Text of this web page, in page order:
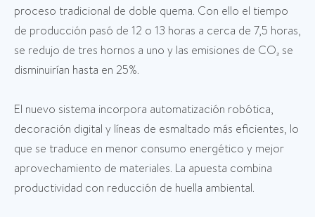
proceso tradicional de doble quema. Con ello el tiempo
de producción pasó de 12 o 13 horas a cerca de 7,5 horas,
se redujo de tres hornos a uno y las emisiones de CO₂ se
disminuirían hasta en 25%.
El nuevo sistema incorpora automatización robótica,
decoración digital y líneas de esmaltado más eficientes, lo
que se traduce en menor consumo energético y mejor
aprovechamiento de materiales. La apuesta combina
productividad con reducción de huella ambiental.